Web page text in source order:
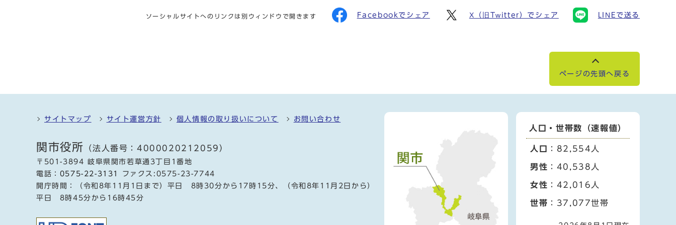
ソーシャルサイトへのリンクは別ウィンドウで開きます Facebookでシェア X（旧Twitter）でシェア LINEで送る
ページの先頭へ戻る
サイトマップ サイト運営方針 個人情報の取り扱いについて お問い合わせ
関市役所 （法人番号：4000020212059）
〒501-3894 岐阜県関市若草通3丁目1番地
電話： 0575-22-3131
ファクス:0575-23-7744
開庁時間：（令和8年11月1日まで）平日 8時30分から17時15分、（令和8年11月2日から）
平日 8時45分から16時45分
人口・世帯数（速報値）
人口 ：82,554人
男性 ：40,538人
女性 ：42,016人
世帯 ：37,077世帯